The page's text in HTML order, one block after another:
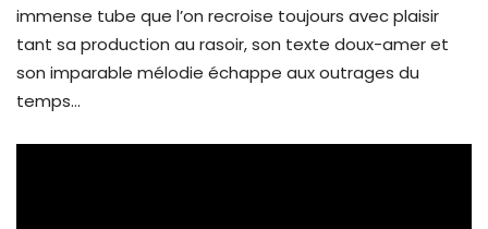
immense tube que l’on recroise toujours avec plaisir
tant sa production au rasoir, son texte doux-amer et
son imparable mélodie échappe aux outrages du
temps…